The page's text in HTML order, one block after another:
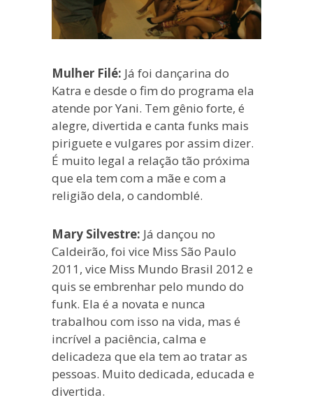
Mulher Filé: Já foi dançarina do
Katra e desde o fim do programa ela
atende por Yani. Tem gênio forte, é
alegre, divertida e canta funks mais
piriguete e vulgares por assim dizer.
É muito legal a relação tão próxima
que ela tem com a mãe e com a
religião dela, o candomblé.
Mary Silvestre: Já dançou no
Caldeirão, foi vice Miss São Paulo
2011, vice Miss Mundo Brasil 2012 e
quis se embrenhar pelo mundo do
funk. Ela é a novata e nunca
trabalhou com isso na vida, mas é
incrível a paciência, calma e
delicadeza que ela tem ao tratar as
pessoas. Muito dedicada, educada e
divertida.